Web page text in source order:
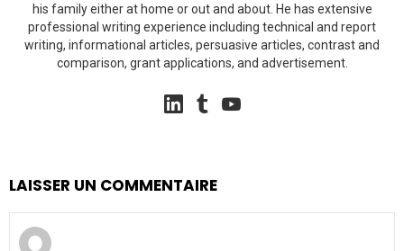
his family either at home or out and about. He has extensive
professional writing experience including technical and report
writing, informational articles, persuasive articles, contrast and
comparison, grant applications, and advertisement.
linkedin
LAISSER UN COMMENTAIRE